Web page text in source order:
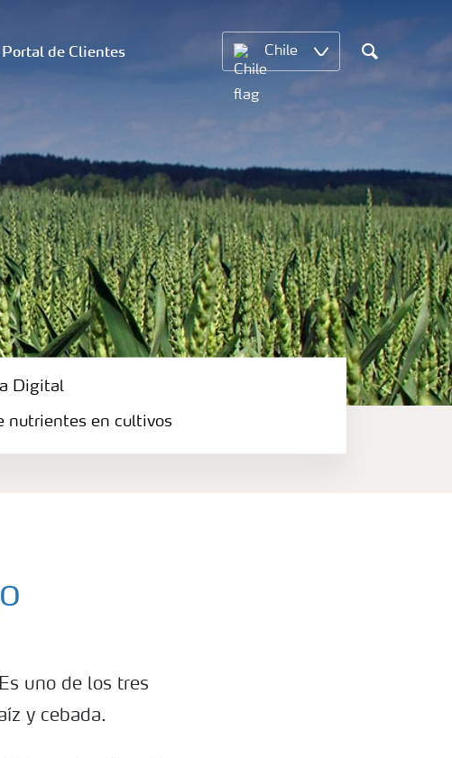
Portal de Clientes Chile
Search
Digital
nutrientes en cultivos
uno de los tres
y cebada.